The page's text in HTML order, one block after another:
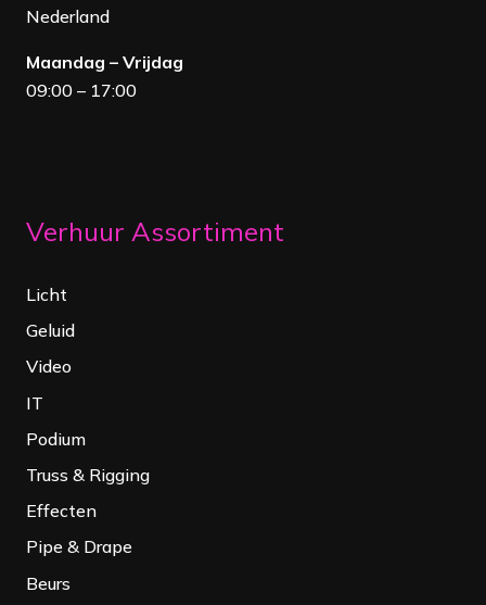
Nederland
Maandag – Vrijdag
09:00 – 17:00
Verhuur Assortiment
Licht
Geluid
Video
IT
Podium
Truss & Rigging
Effecten
Pipe & Drape
Beurs